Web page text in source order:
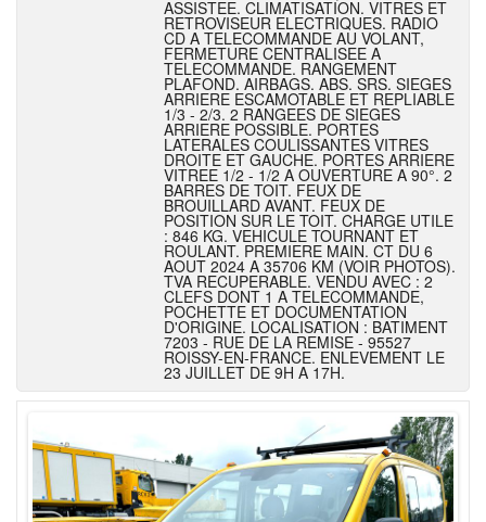
ASSISTEE. CLIMATISATION. VITRES ET
RETROVISEUR ELECTRIQUES. RADIO
CD A TELECOMMANDE AU VOLANT,
FERMETURE CENTRALISEE A
TELECOMMANDE. RANGEMENT
PLAFOND. AIRBAGS. ABS. SRS. SIEGES
ARRIERE ESCAMOTABLE ET REPLIABLE
1/3 - 2/3. 2 RANGEES DE SIEGES
ARRIERE POSSIBLE. PORTES
LATERALES COULISSANTES VITRES
DROITE ET GAUCHE. PORTES ARRIERE
VITREE 1/2 - 1/2 A OUVERTURE A 90°. 2
BARRES DE TOIT. FEUX DE
BROUILLARD AVANT. FEUX DE
POSITION SUR LE TOIT. CHARGE UTILE
: 846 KG. VEHICULE TOURNANT ET
ROULANT. PREMIERE MAIN. CT DU 6
AOUT 2024 A 35706 KM (VOIR PHOTOS).
TVA RECUPERABLE. VENDU AVEC : 2
CLEFS DONT 1 A TELECOMMANDE,
POCHETTE ET DOCUMENTATION
D'ORIGINE. LOCALISATION : BATIMENT
7203 - RUE DE LA REMISE - 95527
ROISSY-EN-FRANCE. ENLEVEMENT LE
23 JUILLET DE 9H A 17H.